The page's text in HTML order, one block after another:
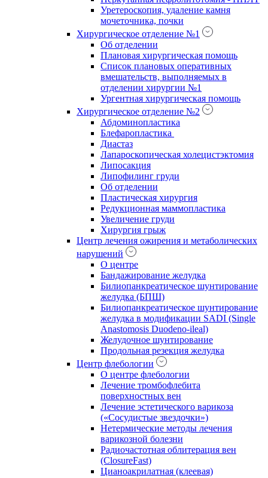
Уретероскопия, удаление камня
мочеточника, почки
Хирургическое отделение №1
Об отделении
Плановая хирургическая помощь
Список плановых оперативных
вмешательств, выполняемых в
отделении хирургии №1
Ургентная хирургическая помощь
Хирургическое отделение №2
Абдоминопластика
Блефаропластика
Диастаз
Лапароскопическая холецистэктомия
Липосакция
Липофилинг груди
Об отделении
Пластическая хирургия
Редукционная маммопластика
Увеличение груди
Хирургия грыж
Центр лечения ожирения и метаболических
нарушений
О центре
Бандажирование желудка
Билиопанкреатическое шунтирование
желудка (БПШ)
Билиопанкреатическое шунтирование
желудка в модификации SADI (Single
Anastomosis Duodeno-ileal)
Желудочное шунтирование
Продольная резекция желудка
Центр флебологии
О центре флебологии
Лечение тромбофлебита
поверхностных вен
Лечение эстетического варикоза
(«Сосудистые звездочки»)
Нетермические методы лечения
варикозной болезни
Радиочастотная облитерация вен
(ClosureFast)
Цианоакрилатная (клеевая)